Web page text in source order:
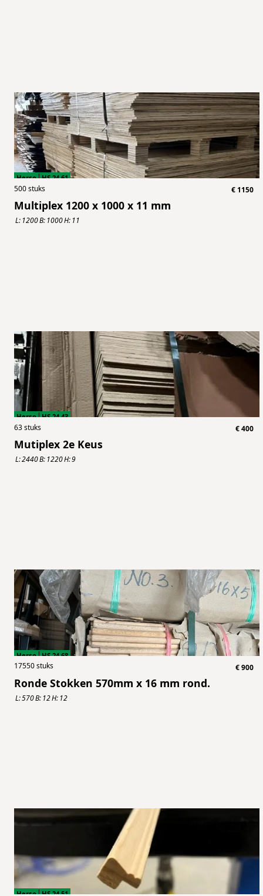
Herso HS.24.61
500stuks € 1150
Multiplex 1200 x 1000 x 11 mm
L: 1200B: 1000H: 11
Herso HS.24.43
63stuks €400
Mutiplex 2e Keus
L:2440B: 1220H:9
Herso HS.24.68
17550stuks €900
Ronde Stokken 570mm x 16 mm rond.
L:570B: 12H: 12
Herso HS.24.51